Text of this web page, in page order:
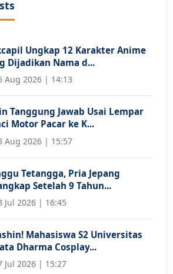
Ungkap 12 Karakter Anime
Dijadikan Nama d...
Aug 2026 | 14:13
Tanggung Jawab Usai Lempar
Motor Pacar ke K...
Aug 2026 | 15:57
Tetangga, Pria Jepang
Setelah 9 Tahun...
Jul 2026 | 16:45
Mahasiswa S2 Universitas
Dharma Cosplay...
Jul 2026 | 15:27